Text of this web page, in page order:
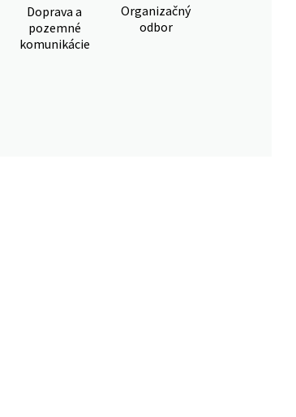
Doprava a
pozemné
komunikácie
Organizačný
odbor